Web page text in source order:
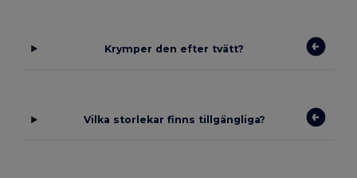
Krymper den efter tvätt?
Vilka storlekar finns tillgängliga?